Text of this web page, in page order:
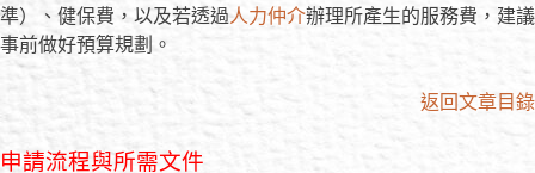
準）、健保費，以及若透過人力仲介辦理所產生的服務費，建議
事前做好預算規劃。
返回文章目錄
申請流程與所需文件